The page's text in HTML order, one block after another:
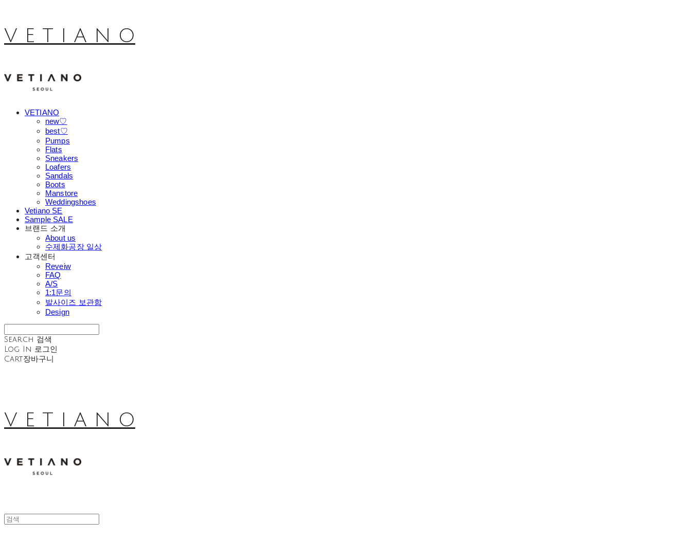
V E T I A N O
VETIANO
new♡
best♡
Pumps
Flats
Sneakers
Loafers
Sandals
Boots
Manstore
Weddingshoes
Vetiano SE
Sample SALE
브랜드 소개
About us
수제화공장 일상
고객센터
Reveiw
FAQ
A/S
1:1문의
발사이즈 보관함
Design
Search 검색
Log In 로그인
Cart장바구니
V E T I A N O